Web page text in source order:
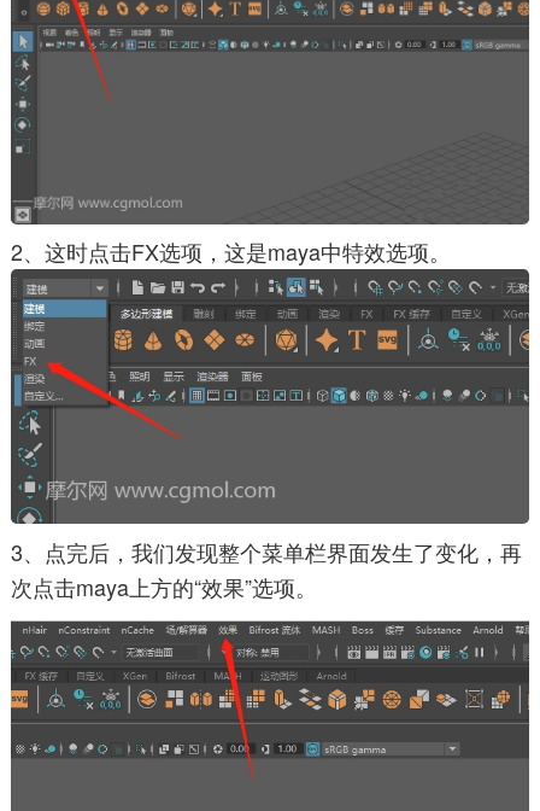
2、这时点击FX选项，这是maya中特效选项。
3、点完后，我们发现整个菜单栏界面发生了变化，再
次点击maya上方的“效果”选项。